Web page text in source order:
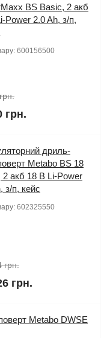
BS Basic, 2 акб
Power 2.0 Ah, з/п,
600156500
грн.
дриль-
Metabo BS 18
2 акб 18 В Li-Power
з/п, кейс
602325550
грн.
грн.
Metabo DWSE